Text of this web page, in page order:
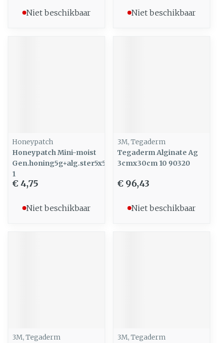
Niet beschikbaar Niet beschikbaar
Honeypatch
Honeypatch Mini-moist
Gen.honing5g+alg.ster5x5cm
1
€ 4,75
Niet beschikbaar
3M, Tegaderm
Tegaderm Alginate Ag
3cmx30cm 10 90320
€ 96,43
Niet beschikbaar
3M, Tegaderm
3M, Tegaderm